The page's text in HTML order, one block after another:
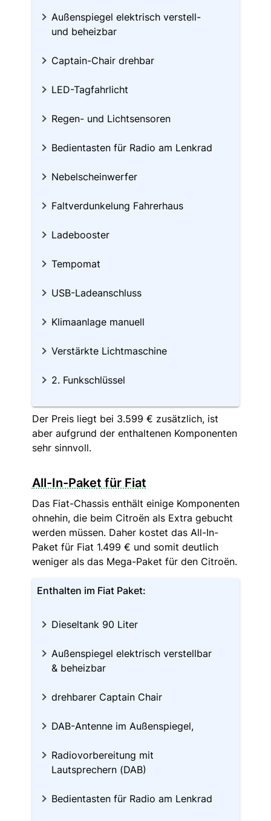
Außenspiegel elektrisch verstell-
und beheizbar
Captain-Chair drehbar
LED-Tagfahrlicht
Regen- und Lichtsensoren
Bedientasten für Radio am Lenkrad
Nebelscheinwerfer
Faltverdunkelung Fahrerhaus
Ladebooster
Tempomat
USB-Ladeanschluss
Klimaanlage manuell
Verstärkte Lichtmaschine
2. Funkschlüssel
Der Preis liegt bei 3.599 € zusätzlich, ist
aber aufgrund der enthaltenen Komponenten
sehr sinnvoll.
All-In-Paket für Fiat
Das Fiat-Chassis enthält einige Komponenten
ohnehin, die beim Citroën als Extra gebucht
werden müssen. Daher kostet das All-In-
Paket für Fiat 1.499 € und somit deutlich
weniger als das Mega-Paket für den Citroën.
Enthalten im Fiat Paket:
Dieseltank 90 Liter
Außenspiegel elektrisch verstellbar
& beheizbar
drehbarer Captain Chair
DAB-Antenne im Außenspiegel,
Radiovorbereitung mit
Lautsprechern (DAB)
Bedientasten für Radio am Lenkrad